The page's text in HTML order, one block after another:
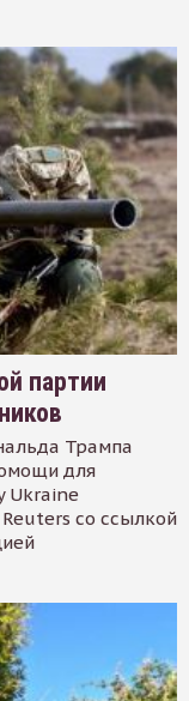
партии
Трампа
для
Ukraine
со ссылкой